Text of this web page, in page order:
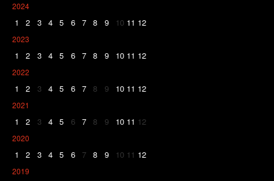
2024
1 2 3 4 5 6 7 8 9 10 11 12
2023
1 2 3 4 5 6 7 8 9 10 11 12
2022
1 2 3 4 5 6 7 8 9 10 11 12
2021
1 2 3 4 5 6 7 8 9 10 11 12
2020
1 2 3 4 5 6 7 8 9 10 11 12
2019